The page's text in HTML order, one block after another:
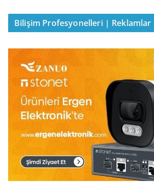
Bilişim Profesyonelleri | Reklamlar